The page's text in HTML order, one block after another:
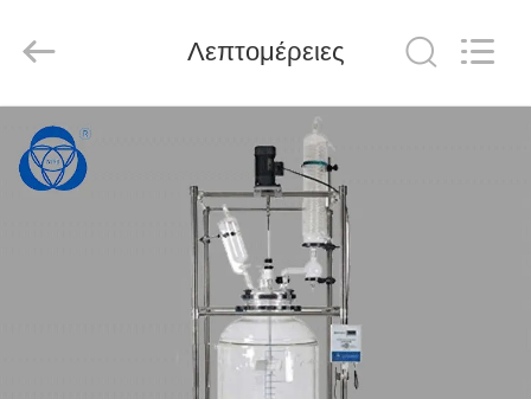
ΑΡΧΙΚΉ
ΣΕΛΊΔΑ
Co.,Ltd.
Λεπτομέρειες